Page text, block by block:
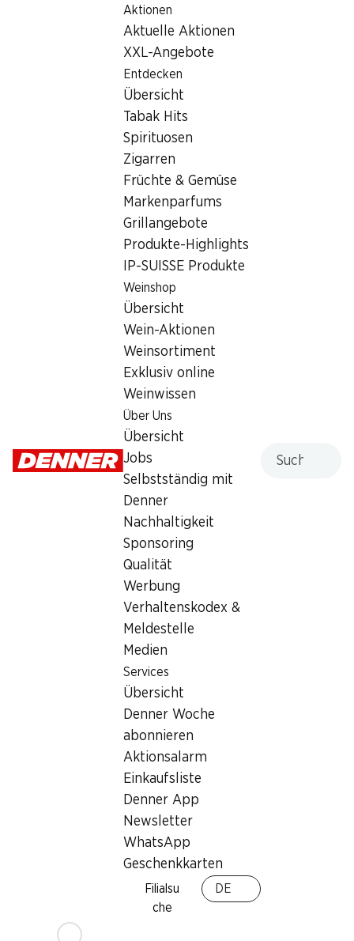
Aktionen
Aktuelle Aktionen
XXL-Angebote
Entdecken
Übersicht
Tabak Hits
Spirituosen
Zigarren
Früchte & Gemüse
Markenparfums
Grillangebote
Produkte-Highlights
IP-SUISSE Produkte
Weinshop
Übersicht
Wein-Aktionen
Weinsortiment
Exklusiv online
Weinwissen
Über Uns
Übersicht
Jobs
Selbstständig mit
Denner
Nachhaltigkeit
Sponsoring
Qualität
Werbung
Verhaltenskodex &
Meldestelle
Medien
Services
Übersicht
Denner Woche
abonnieren
Aktionsalarm
Einkaufsliste
Denner App
Newsletter
WhatsApp
Geschenkkarten
Filialsu
che
DE
Filialsuche
Denner Filiale Kornhausstrasse 28, 9000 St. Gallen
9000 St. Gallen, Neumarkt
Kornhausstrasse 28, 9000 St. Gallen
Zur Wegbeschreibung
Öffnungszeiten
Mittwoch
Bargeldbezug mit Post - / M-Card